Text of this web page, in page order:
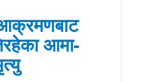
आक्रमणबाट
आमा-